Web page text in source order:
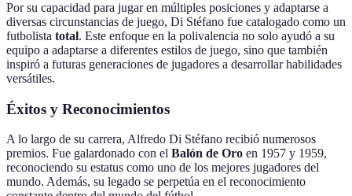
Por su capacidad para jugar en múltiples posiciones y adaptarse a
diversas circunstancias de juego, Di Stéfano fue catalogado como un
futbolista total. Este enfoque en la polivalencia no solo ayudó a su
equipo a adaptarse a diferentes estilos de juego, sino que también
inspiró a futuras generaciones de jugadores a desarrollar habilidades
versátiles.
Éxitos y Reconocimientos
A lo largo de su carrera, Alfredo Di Stéfano recibió numerosos
premios. Fue galardonado con el Balón de Oro en 1957 y 1959,
reconociendo su estatus como uno de los mejores jugadores del
mundo. Además, su legado se perpetúa en el reconocimiento